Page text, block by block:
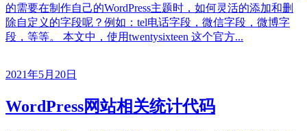
的需要在制作自己的WordPress主题时，如何灵活的添加和删
除自定义的字段呢？例如：tel电话字段，微信字段，微博字
段，等等。 本文中，使用twentysixteen 这个官方...
2021年5月20日
WordPress网站相关统计代码